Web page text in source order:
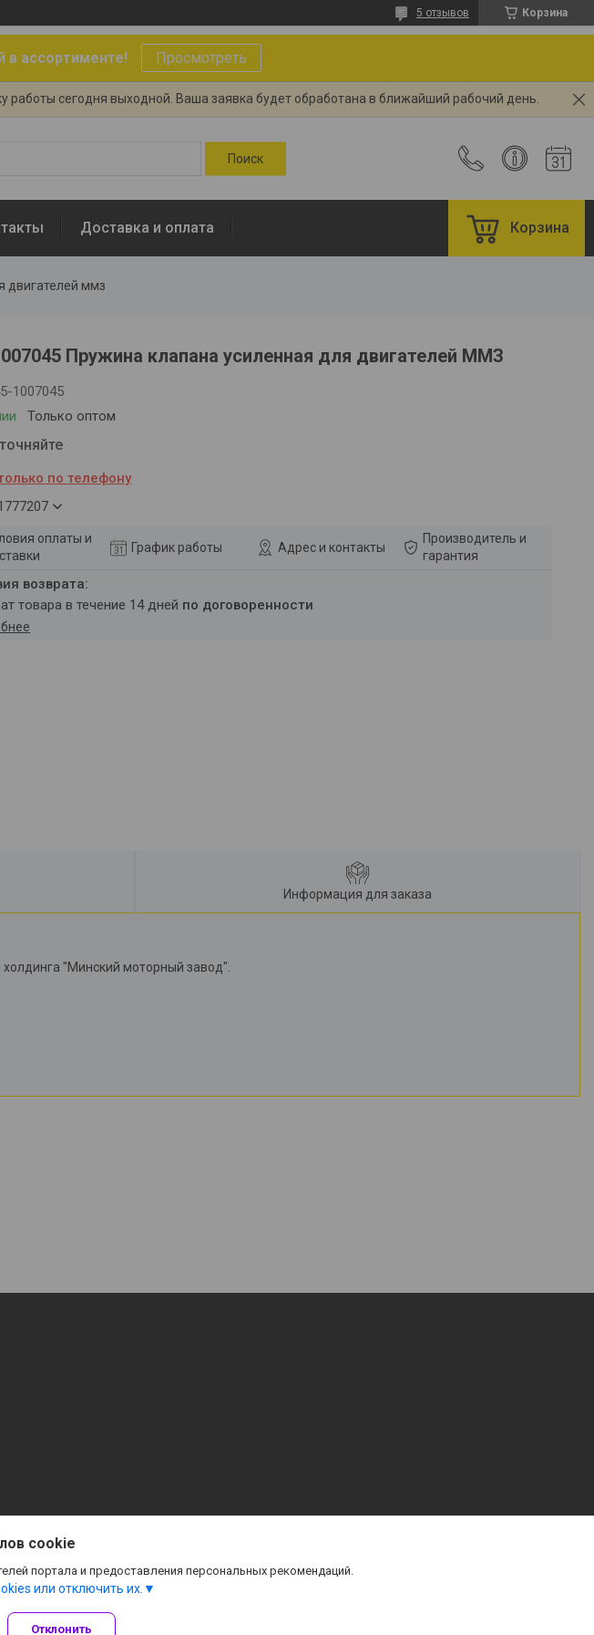
Корзина
5 отзывов
ассортименте! Просмотреть
сегодня выходной. Ваша заявка будет обработана в ближайший рабочий день.
Доставка и оплата Корзина
двигателей ммз
Пружина клапана усиленная для двигателей ММЗ
Только оптом
1007045
по телефону
оплаты и
График работы Адрес и контакты
Производитель и
гарантия
товара в течение 14 дней по договоренности
Информация для заказа
"Минский моторный завод".
Deal.by
cookies
cookie
портала и предоставления персональных рекомендаций.
или отключить их.
Отклонить
на контент
▼